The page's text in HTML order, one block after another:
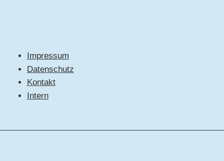
Impressum
Datenschutz
Kontakt
Intern